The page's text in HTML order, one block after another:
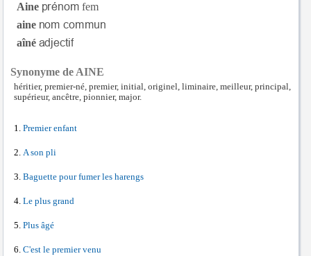
Aine
fem
aine
aîné
Synonyme de AINE
héritier, premier-né, premier, initial, originel, liminaire, meilleur, principal,
supérieur, ancêtre, pionnier, major.
Premier enfant
A son pli
Baguette pour fumer les harengs
Le plus grand
Plus âgé
C'est le premier venu